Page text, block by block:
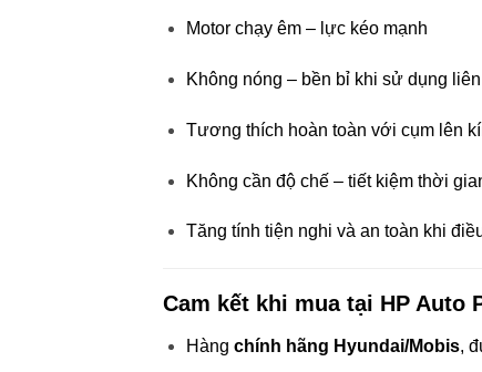
Motor chạy êm – lực kéo mạnh
Không nóng – bền bỉ khi sử dụng
Tương thích hoàn toàn với cụm lên
Không cần độ chế – tiết kiệm thời
Tăng tính tiện nghi và an toàn khi
Cam kết khi mua tại HP Auto
Hàng chính hãng Hyundai/Mobis,